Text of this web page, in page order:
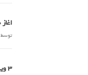
توسط
3 ویدئو از 3 سریال ماه رمضان + ساعت پخش_راسخ